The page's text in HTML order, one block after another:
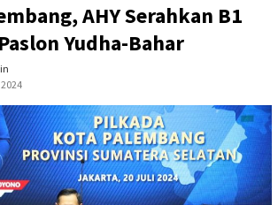
AHY Serahkan B1
Yudha-Bahar